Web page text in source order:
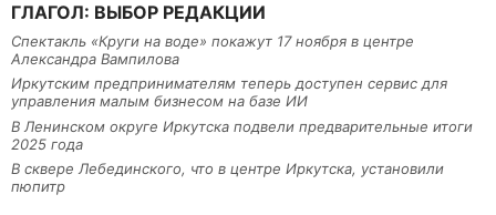
ГЛАГОЛ: ВЫБОР РЕДАКЦИИ
Спектакль «Круги на воде» покажут 17 ноября в центре
Александра Вампилова
Иркутским предпринимателям теперь доступен сервис для
управления малым бизнесом на базе ИИ
В Ленинском округе Иркутска подвели предварительные итоги
2025 года
В сквере Лебединского, что в центре Иркутска, установили
пюпитр